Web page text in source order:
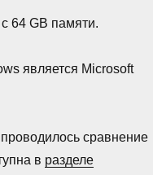
64 GB памяти.
является Microsoft
сравнение
в разделе